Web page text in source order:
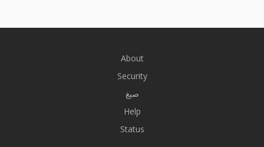
About
Security
صيغ
Help
Status